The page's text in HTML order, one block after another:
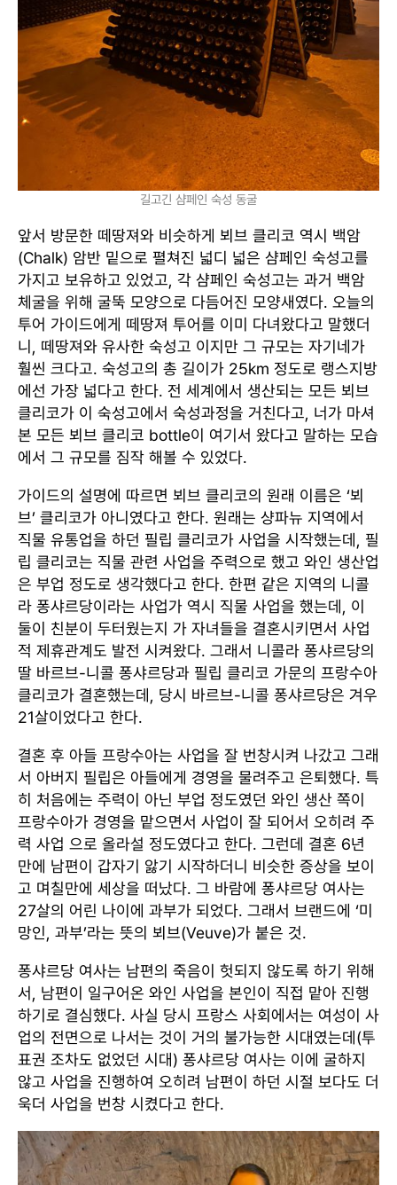
길고긴 샴페인 숙성 동굴
앞서 방문한 떼땅져와 비슷하게 뵈브 클리코 역시 백암
(Chalk) 암반 밑으로 펼쳐진 넓디 넓은 샴페인 숙성고를
가지고 보유하고 있었고, 각 샴페인 숙성고는 과거 백암
체굴을 위해 굴뚝 모양으로 다듬어진 모양새였다. 오늘의
투어 가이드에게 떼땅져 투어를 이미 다녀왔다고 말했더
니, 떼땅져와 유사한 숙성고 이지만 그 규모는 자기네가
훨씬 크다고. 숙성고의 총 길이가 25km 정도로 랭스지방
에선 가장 넓다고 한다. 전 세계에서 생산되는 모든 뵈브
클리코가 이 숙성고에서 숙성과정을 거친다고, 너가 마셔
본 모든 뵈브 클리코 bottle이 여기서 왔다고 말하는 모습
에서 그 규모를 짐작 해볼 수 있었다.
가이드의 설명에 따르면 뵈브 클리코의 원래 이름은 ‘뵈
브’ 클리코가 아니였다고 한다. 원래는 샹파뉴 지역에서
직물 유통업을 하던 필립 클리코가 사업을 시작했는데, 필
립 클리코는 직물 관련 사업을 주력으로 했고 와인 생산업
은 부업 정도로 생각했다고 한다. 한편 같은 지역의 니콜
라 퐁샤르당이라는 사업가 역시 직물 사업을 했는데, 이
둘이 친분이 두터웠는지 가 자녀들을 결혼시키면서 사업
적 제휴관계도 발전 시켜왔다. 그래서 니콜라 퐁샤르당의
딸 바르브-니콜 퐁샤르당과 필립 클리코 가문의 프랑수아
클리코가 결혼했는데, 당시 바르브-니콜 퐁샤르당은 겨우
21살이었다고 한다.
결혼 후 아들 프랑수아는 사업을 잘 번창시켜 나갔고 그래
서 아버지 필립은 아들에게 경영을 물려주고 은퇴했다. 특
히 처음에는 주력이 아닌 부업 정도였던 와인 생산 쪽이
프랑수아가 경영을 맡으면서 사업이 잘 되어서 오히려 주
력 사업 으로 올라설 정도였다고 한다. 그런데 결혼 6년
만에 남편이 갑자기 앓기 시작하더니 비슷한 증상을 보이
고 며칠만에 세상을 떠났다. 그 바람에 퐁샤르당 여사는
27살의 어린 나이에 과부가 되었다. 그래서 브랜드에 ‘미
망인, 과부’라는 뜻의 뵈브(Veuve)가 붙은 것.
퐁샤르당 여사는 남편의 죽음이 헛되지 않도록 하기 위해
서, 남편이 일구어온 와인 사업을 본인이 직접 맡아 진행
하기로 결심했다. 사실 당시 프랑스 사회에서는 여성이 사
업의 전면으로 나서는 것이 거의 불가능한 시대였는데(투
표권 조차도 없었던 시대) 퐁샤르당 여사는 이에 굴하지
않고 사업을 진행하여 오히려 남편이 하던 시절 보다도 더
욱더 사업을 번창 시켰다고 한다.